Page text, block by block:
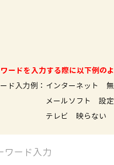
ードを入力する際に以下例の
ド入力例：インターネット
ルソフト 設定
ビ 映らない